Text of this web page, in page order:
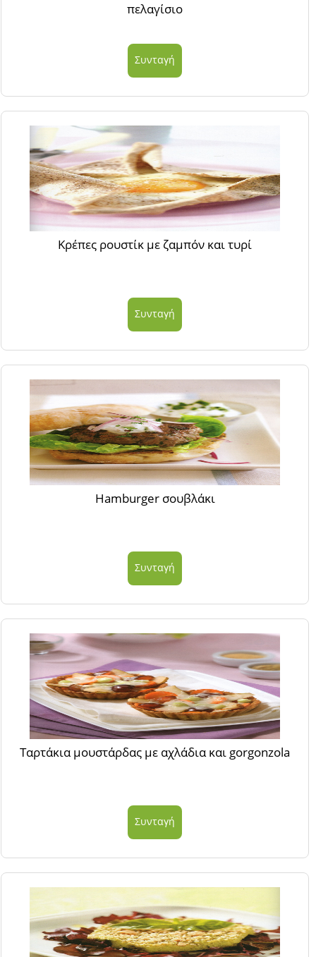
πελαγίσιο
Συνταγή
Κρέπες ρουστίκ με ζαμπόν και τυρί
Συνταγή
Hamburger σουβλάκι
Συνταγή
Ταρτάκια μουστάρδας με αχλάδια και gorgonzola
Συνταγή